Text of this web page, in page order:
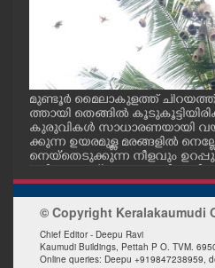
LIFESTYLE
SPIRITUAL
INFO+
ART
മുണ്ടൂർ മൈലാകുളത്ത് ചിറയത്ത്
ത്തായി തെങ്ങിൽ
കുരുവികൾ സാധാരണയായി
ക്കുന്ന ഉയരമുള്ള മരങ്ങളിൽ
നെയ്തെടുക്കുന്ന നീളവും
വ അറിയപ്പെടുന്നു
© Copyright Keralakaumudi
Chief Editor - Deepu Ravi
Kaumudi Buildings, Pettah P O. TVM.
Online queries: Deepu +919847238959,